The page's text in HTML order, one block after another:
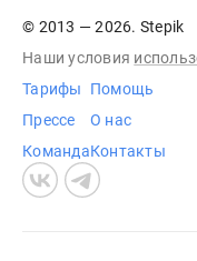
© 2013 — 2026. Stepik
Наши условия
Тарифы
Прессе
Команда
Помощь
О нас
Контакты